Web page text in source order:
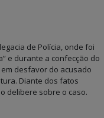
de Polícia, onde foi
e durante a confecção do
desfavor do acusado
Diante dos fatos
delibere sobre o caso.